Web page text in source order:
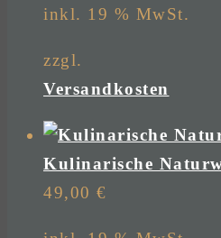
inkl. 19 % MwSt.
zzgl.
Versandkosten
Kulinarische
49,00 €